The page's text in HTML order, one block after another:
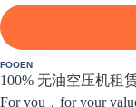
FOOEN
100% 无油空压机租
For you，for your